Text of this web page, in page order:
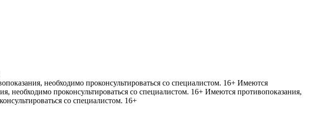
необходимо проконсультироваться со специалистом. 16+ Имеются
необходимо проконсультироваться со специалистом. 16+ Имеются противопоказания,
со специалистом. 16+